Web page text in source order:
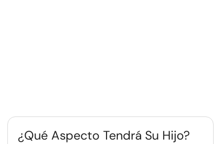
¿Qué Aspecto Tendrá Su Hijo?